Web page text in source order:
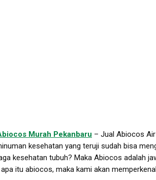
Murah Pekanbaru – Jual Abiocos
kesehatan yang teruji sudah bisa
kesehatan tubuh? Maka Abiocos adalah
itu abiocos, maka kami akan